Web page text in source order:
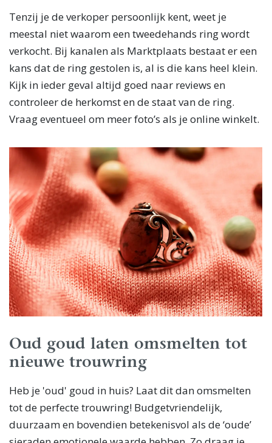
Tenzij je de verkoper persoonlijk kent, weet je
meestal niet waarom een tweedehands ring wordt
verkocht. Bij kanalen als Marktplaats bestaat er een
kans dat de ring gestolen is, al is die kans heel klein.
Kijk in ieder geval altijd goed naar reviews en
controleer de herkomst en de staat van de ring.
Vraag eventueel om meer foto’s als je online winkelt.
Oud goud laten omsmelten tot
nieuwe trouwring
Heb je 'oud' goud in huis? Laat dit dan omsmelten
tot de perfecte trouwring! Budgetvriendelijk,
duurzaam en bovendien betekenisvol als de ‘oude’